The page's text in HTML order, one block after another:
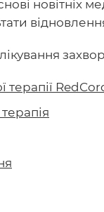
новітніх
терапії